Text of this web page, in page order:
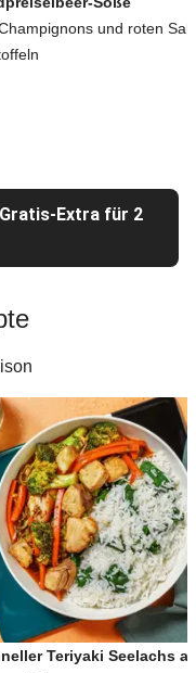
und roten
Extra für 2
Teriyaki Seelachs